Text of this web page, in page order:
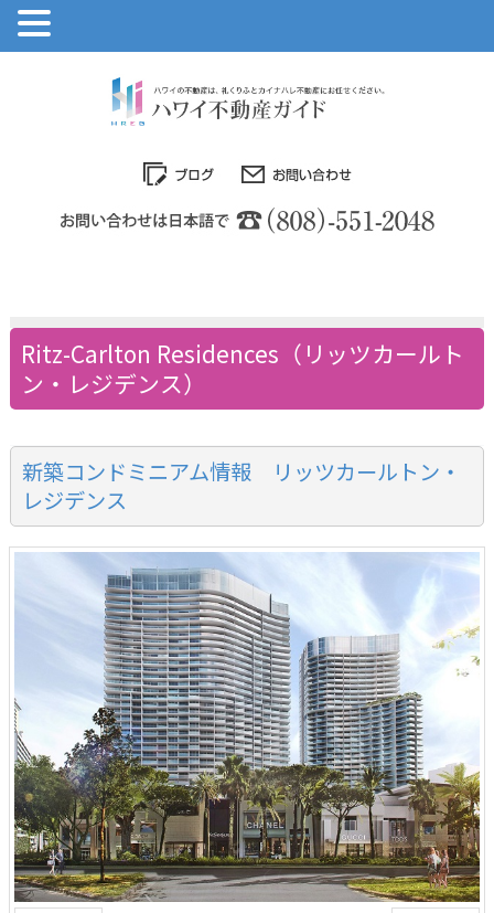
Ritz-Carlton Residences（リッツカールト
ン・レジデンス）
新築コンドミニアム情報 リッツカールトン・
レジデンス